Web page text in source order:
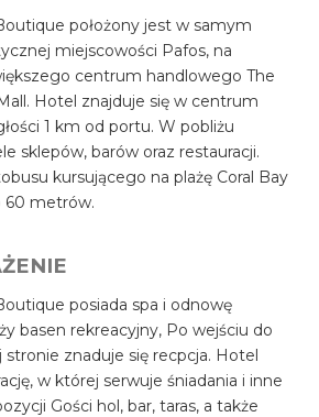
położony jest w samym
miejscowości Pafos, na
centrum handlowego The
Hotel znajduje się w centrum
1 km od portu. W pobliżu
sklepów, barów oraz restauracji.
kursującego na plażę Coral Bay
60 metrów.
posiada spa i odnowę
basen rekreacyjny, Po wejściu do
znaduje się recpcja. Hotel
w której serwuje śniadania i inne
Gości hol, bar, taras, a także